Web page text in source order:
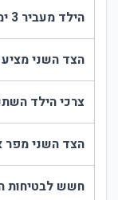
הילד מעביר 3 ימים עם כל הורה
הצד השני
צרכי הילד
הצד השני מפר
חשש לבטיחות